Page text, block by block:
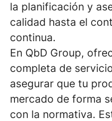
la planificación y
calidad hasta el
continua.
En QbD Group,
completa de
asegurar que tu
mercado de forma
con la normativa.